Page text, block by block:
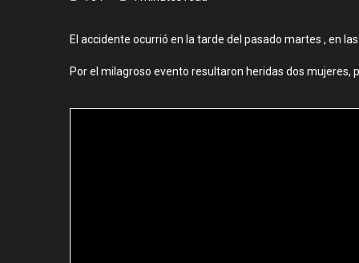
El accidente ocurrió en la tarde del pasado martes , en
Por el milagroso evento resultaron heridas dos